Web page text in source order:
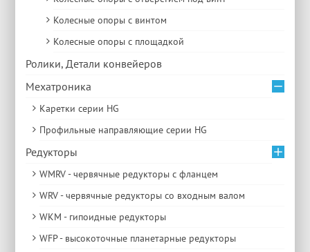
Колесные опоры с винтом
Колесные опоры с площадкой
Ролики, Детали конвейеров
Мехатроника
Каретки серии HG
Профильные направляющие серии HG
Редукторы
WMRV - червячные редукторы с фланцем
WRV - червячные редукторы со входным валом
WKM - гипоидные редукторы
WFP - высокоточные планетарные редукторы